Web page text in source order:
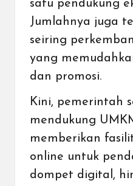
satu pendukung
Jumlahnya juga
seiring
yang
dan promosi.
Kini, pemerintah
mendukung
memberikan
online untuk
dompet digital,